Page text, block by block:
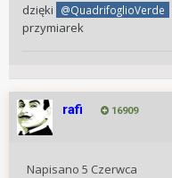
dzięki
@QuadrifoglioVerde
przymiarek
rafi 16909
Napisano 5 Czerwca